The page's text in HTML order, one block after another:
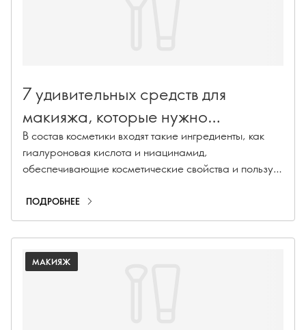
7 удивительных средств для
макияжа, которые нужно
попробовать
В состав косметики входят такие ингредиенты, как
гиалуроновая кислота и ниацинамид,
обеспечивающие косметические свойства и пользу
ПОДРОБНЕЕ
МАКИЯЖ